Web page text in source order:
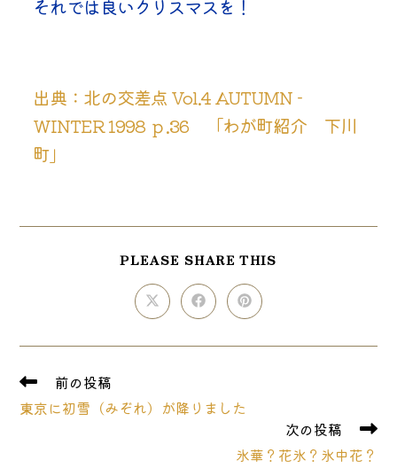
それでは良いクリスマスを！
出典：北の交差点 Vol.4 AUTUMN -
WINTER 1998 ｐ.36　「わが町紹介　下川
町」
PLEASE SHARE THIS
Opens
in
new
Opens
in
new
Opens
in
new
そ
他
前の投稿
東京に初雪（みぞれ）が降りました
次の投稿
氷華？花氷？氷中花？